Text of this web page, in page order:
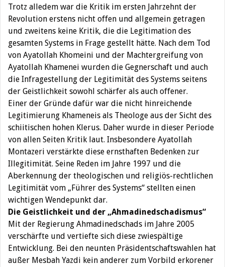
Trotz alledem war die Kritik im ersten Jahrzehnt der
Revolution erstens nicht offen und allgemein getragen
und zweitens keine Kritik, die die Legitimation des
gesamten Systems in Frage gestellt hätte. Nach dem Tod
von Ayatollah Khomeini und der Machtergreifung von
Ayatollah Khamenei wurden die Gegnerschaft und auch
die Infragestellung der Legitimität des Systems seitens
der Geistlichkeit sowohl schärfer als auch offener.
Einer der Gründe dafür war die nicht hinreichende
Legitimierung Khameneis als Theologe aus der Sicht des
schiitischen hohen Klerus. Daher wurde in dieser Periode
von allen Seiten Kritik laut. Insbesondere Ayatollah
Montazeri verstärkte diese ernsthaften Bedenken zur
Illegitimität. Seine Reden im Jahre 1997 und die
Aberkennung der theologischen und religiös-rechtlichen
Legitimität vom „Führer des Systems“ stellten einen
wichtigen Wendepunkt dar.
Die Geistlichkeit und der „Ahmadinedschadismus“
Mit der Regierung Ahmadinedschads im Jahre 2005
verschärfte und vertiefte sich diese zwiespältige
Entwicklung. Bei den neunten Präsidentschaftswahlen hat
außer Mesbah Yazdi kein anderer zum Vorbild erkorener